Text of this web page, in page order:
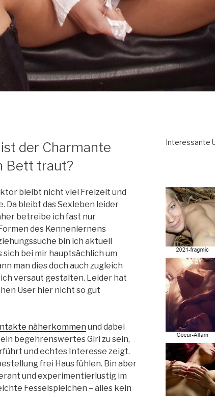
der Charmante
Bett traut?
bleibt nicht viel Freizeit und
Da bleibt das Sexleben leider
betreibe ich fast nur
des Kennenlernens
bin ich aktuell
bei mir hauptsächlich um
man dies doch auch zugleich
versaut gestalten. Leider hat
User hier nicht so gut
näherkommen und dabei
begehrenswertes Girl zu sein,
und echtes Interesse zeigt.
frei Haus fühlen. Bin aber
und experimentierlustig im
Fesselspielchen – alles kein
Interessante